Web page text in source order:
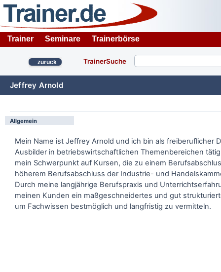
Trainer Seminare Trainerbörse
zurück TrainerSuche
Jeffrey Arnold
Allgemein
Mein Name ist Jeffrey Arnold und ich bin als freiberuflicher
Ausbilder in betriebswirtschaftlichen Themenbereichen
mein Schwerpunkt auf Kursen, die zu einem
höherem Berufsabschluss der Industrie- und
Durch meine langjährige Berufspraxis und
meinen Kunden ein maßgeschneidertes und gut
um Fachwissen bestmöglich und langfristig zu vermitteln.